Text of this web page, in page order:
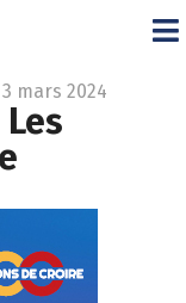
mars 2024
Les